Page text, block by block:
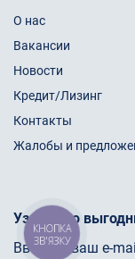
О нас
Вакансии
Новости
Кредит/Лизинг
Контакты
Жалобы и
Узнайте о
КНОПКА
ЗВ'ЯЗКУ